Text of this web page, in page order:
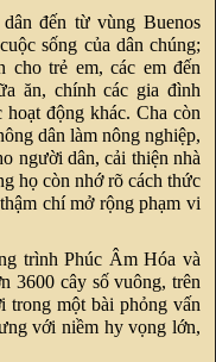
đến từ vùng Buenos
sống của dân chúng;
cho trẻ em, các em đến
ăn, chính các gia đình
động khác. Cha còn
dân làm nông nghiệp,
người dân, cải thiện nhà
họ còn nhớ rõ cách thức
chí mở rộng phạm vi
trình Phúc Âm Hóa và
3600 cây số vuông, trên
trong một bài phỏng vấn
với niềm hy vọng lớn,